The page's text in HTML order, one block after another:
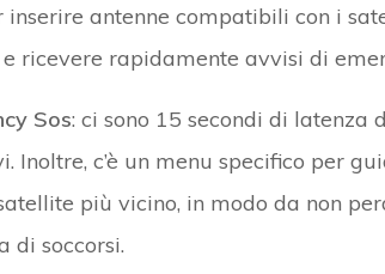
antenne compatibili con i
ricevere rapidamente avvisi di
Sos: ci sono 15 secondi di latenza
Inoltre, c’è un menu specifico per
più vicino, in modo da non
di soccorsi.